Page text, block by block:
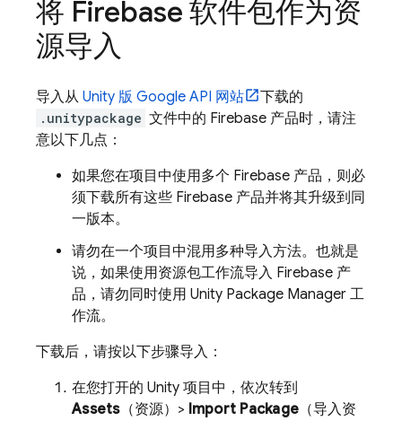
将 Firebase 软件包作为资
源导入
导入从 Unity 版 Google API 网站 下载的
.unitypackage 文件中的 Firebase 产品时，请注
意以下几点：
如果您在项目中使用多个 Firebase 产品，则必
须下载所有这些 Firebase 产品并将其升级到同
一版本。
请勿在一个项目中混用多种导入方法。也就是
说，如果使用资源包工作流导入 Firebase 产
品，请勿同时使用 Unity Package Manager 工
作流。
下载后，请按以下步骤导入：
在您打开的 Unity 项目中，依次转到
Assets（资源）> Import Package （导入资